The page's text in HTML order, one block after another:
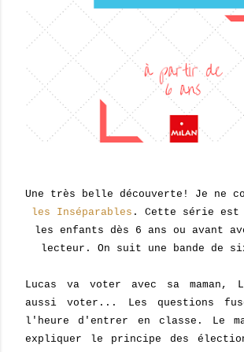
Une très belle découverte! Je ne
les Inséparables . Cette série est
les enfants dès 6 ans ou avant
lecteur. On suit une bande de
Lucas va voter avec sa maman,
aussi voter... Les questions
l'heure d'entrer en classe. Le
expliquer le principe des